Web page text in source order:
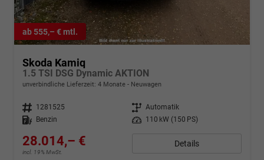
ab 555,– € mtl.
Skoda Kamiq
1.5 TSI DSG Dynamic AKTION
unverbindliche Lieferzeit: 4 Monate Neuwagen
Fahrzeugnr. 1281525 Getriebe Automatik
Kraftstoff
Benzin Leistung 110 kW (150 PS)
28.014,– €
incl. 19% MwSt.
Details